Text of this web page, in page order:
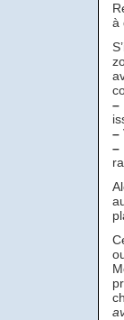
à
–
–
–